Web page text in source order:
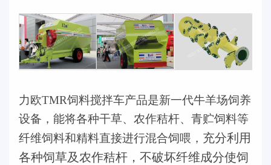
力欧TMR饲料搅拌车产品是新一代牛羊场饲养
设备，能将各种干草、农作秸杆、青贮饲料等
纤维饲料和精料直接进行混合饲喂， 充分利用
各种饲草及农作秸杆，不破坏纤维成分使饲